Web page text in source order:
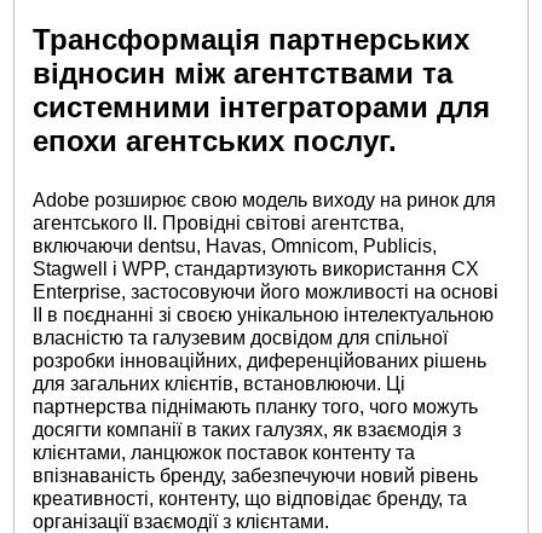
Трансформація партнерських
відносин між агентствами та
системними інтеграторами для
епохи агентських послуг.
Adobe розширює свою модель виходу на ринок для
агентського ІІ. Провідні світові агентства,
включаючи dentsu, Havas, Omnicom, Publicis,
Stagwell і WPP, стандартизують використання CX
Enterprise, застосовуючи його можливості на основі
ІІ в поєднанні зі своєю унікальною інтелектуальною
власністю та галузевим досвідом для спільної
розробки інноваційних, диференційованих рішень
для загальних клієнтів, встановлюючи. Ці
партнерства піднімають планку того, чого можуть
досягти компанії в таких галузях, як взаємодія з
клієнтами, ланцюжок поставок контенту та
впізнаваність бренду, забезпечуючи новий рівень
креативності, контенту, що відповідає бренду, та
організації взаємодії з клієнтами.